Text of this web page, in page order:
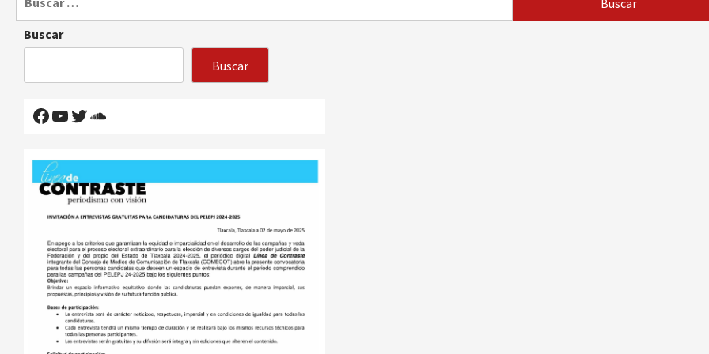
Buscar
Buscar
Facebook
YouTube
Twitter
SoundCloud